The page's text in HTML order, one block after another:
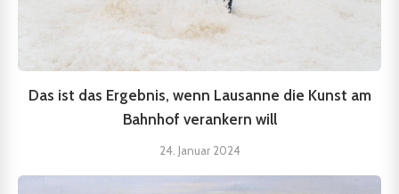
Das ist das Ergebnis, wenn Lausanne die Kunst am
Bahnhof verankern will
24. Januar 2024